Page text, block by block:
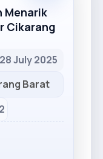
Menarik
Cikarang
28 July 2025
Barat
2